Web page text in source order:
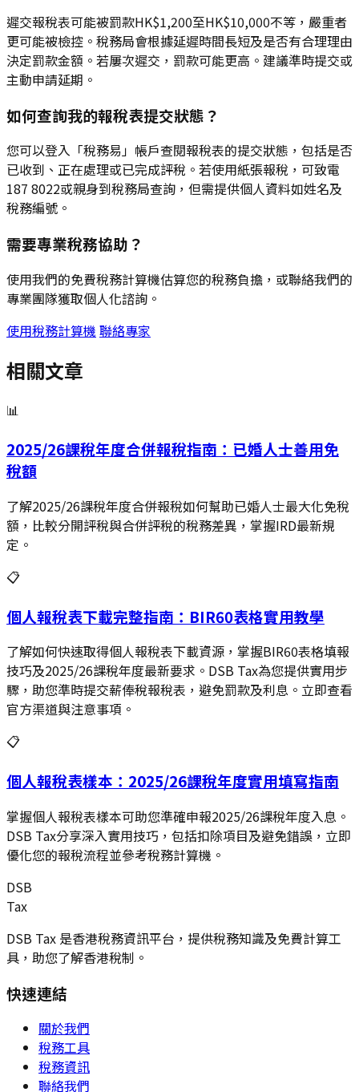
遲交報稅表可能被罰款HK$1,200至HK$10,000不等，嚴重者
更可能被檢控。稅務局會根據延遲時間長短及是否有合理理由
決定罰款金額。若屢次遲交，罰款可能更高。建議準時提交或
主動申請延期。
如何查詢我的報稅表提交狀態？
您可以登入「稅務易」帳戶查閱報稅表的提交狀態，包括是否
已收到、正在處理或已完成評稅。若使用紙張報稅，可致電
187 8022或親身到稅務局查詢，但需提供個人資料如姓名及
稅務編號。
需要專業稅務協助？
使用我們的免費稅務計算機估算您的稅務負擔，或聯絡我們的
專業團隊獲取個人化諮詢。
使用稅務計算機 聯絡專家
相關文章
📊
2025/26課稅年度合併報稅指南：已婚人士善用免
稅額
了解2025/26課稅年度合併報稅如何幫助已婚人士最大化免稅
額，比較分開評稅與合併評稅的稅務差異，掌握IRD最新規
定。
📋
個人報稅表下載完整指南：BIR60表格實用教學
了解如何快速取得個人報稅表下載資源，掌握BIR60表格填報
技巧及2025/26課稅年度最新要求。DSB Tax為您提供實用步
驟，助您準時提交薪俸稅報稅表，避免罰款及利息。立即查看
官方渠道與注意事項。
📋
個人報稅表樣本：2025/26課稅年度實用填寫指南
掌握個人報稅表樣本可助您準確申報2025/26課稅年度入息。
DSB Tax分享深入實用技巧，包括扣除項目及避免錯誤，立即
優化您的報稅流程並參考稅務計算機。
DSB
Tax
DSB Tax 是香港稅務資訊平台，提供稅務知識及免費計算工
具，助您了解香港稅制。
快速連結
關於我們
稅務工具
稅務資訊
聯絡我們